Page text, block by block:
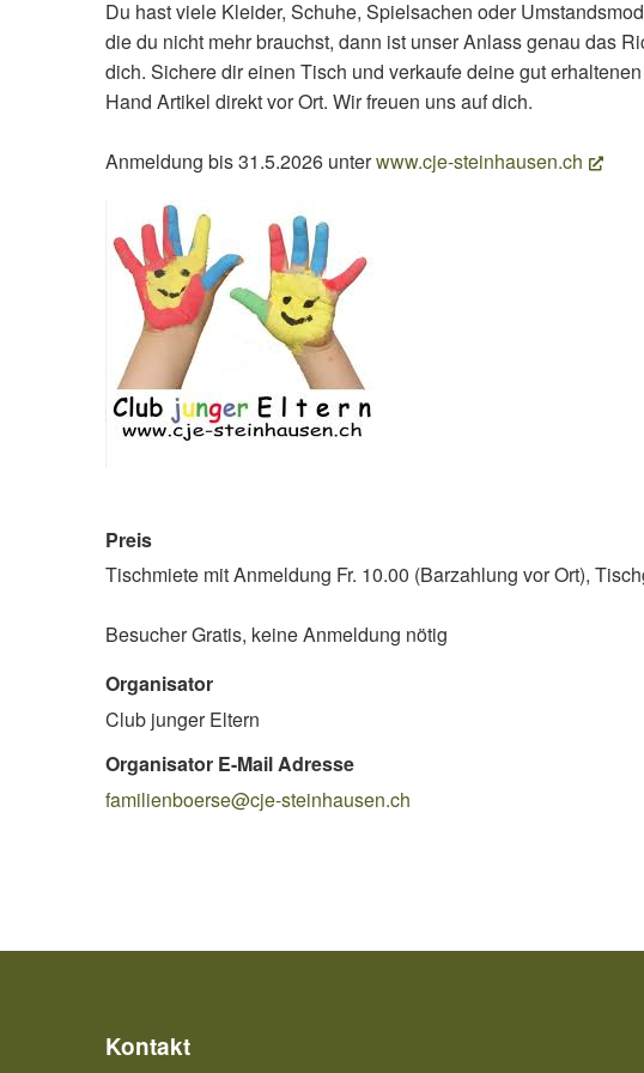
Du hast viele Kleider, Schuhe, Spielsachen oder
die du nicht mehr brauchst, dann ist unser Anlass genau das
dich. Sichere dir einen Tisch und verkaufe deine gut
Hand Artikel direkt vor Ort. Wir freuen uns auf dich.
Anmeldung bis 31.5.2026 unterwww.cje-steinhausen.ch
Preis
Tischmiete mit Anmeldung Fr. 10.00 (Barzahlung vor Ort),
Besucher Gratis, keine Anmeldung nötig
Organisator
Club junger Eltern
Organisator E-Mail Adresse
familienboerse@cje-steinhausen.ch
Kontakt